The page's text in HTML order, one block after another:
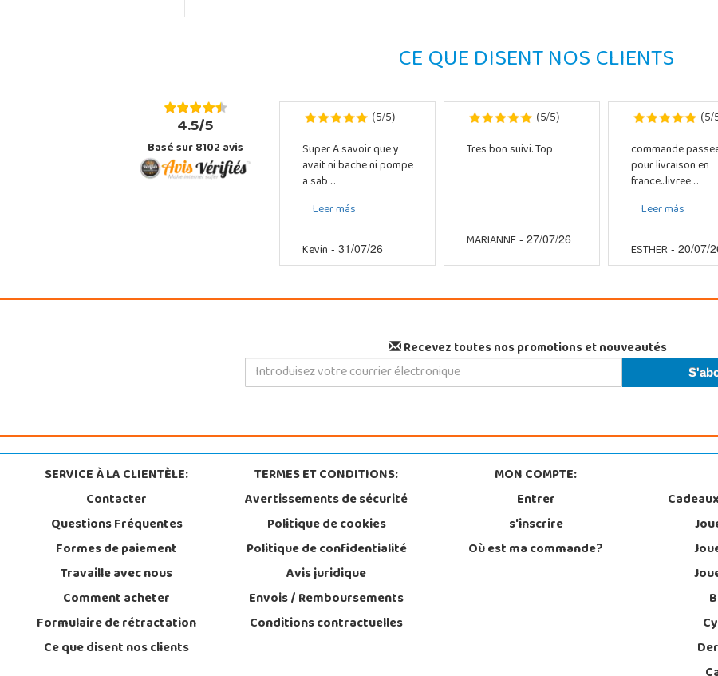
CE QUE DISENT NOS CLIENTS
4.5/5
Basé sur 8102 avis
(5/5)
Super A savoir que y
avait ni bache ni pompe
a sab ...
Leer más
Kevin - 31/07/26
(5/5)
Tres bon suivi. Top
MARIANNE- 27/07/26
(5/
commande
pour livraison en
france...livree ...
Leer más
ESTHER - 20/07/
Recevez toutes nos promotions et nouveautés
SERVICE À LA CLIENTÈLE:
Contacter
Questions Fréquentes
Formes de paiement
Travaille avec nous
Comment acheter
Formulaire de rétractation
Ce que disent nos clients
TERMES ET CONDITIONS:
Avertissements de sécurité
Politique de cookies
Politique de confidentialité
Avis juridique
Envois / Remboursements
Conditions contractuelles
MON COMPTE:
Entrer
s'inscrire
Où est ma commande?